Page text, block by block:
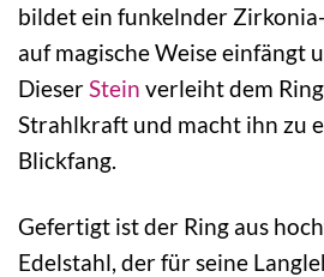
bildet ein funkelnder
auf magische Weise einfängt
Dieser Stein verleiht dem
Strahlkraft und macht ihn zu
Blickfang.
Gefertigt ist der Ring aus
Edelstahl, der für seine